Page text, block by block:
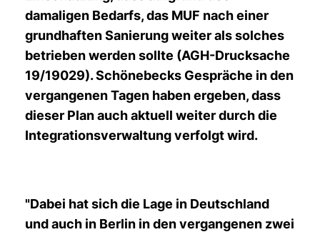
damaligen Bedarfs, das MUF nach einer
grundhaften Sanierung weiter als solches
betrieben werden sollte (AGH-Drucksache
19/19029). Schönebecks Gespräche in den
vergangenen Tagen haben ergeben, dass
dieser Plan auch aktuell weiter durch die
Integrationsverwaltung verfolgt wird.
"Dabei hat sich die Lage in Deutschland
und auch in Berlin in den vergangenen zwei